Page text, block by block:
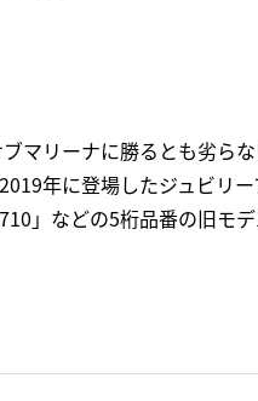
マリーナに勝るとも劣ら
年に登場したジュビリ
」などの5桁品番の旧モ